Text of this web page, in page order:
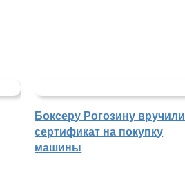
Боксеру Рогозину вручили
сертификат на покупку
машины